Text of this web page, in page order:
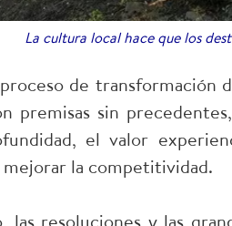
La cultura local hace que los
de
premisas sin
el valor
la competitividad.
las resoluciones y las